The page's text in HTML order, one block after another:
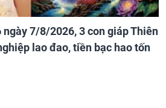
7/8/2026, 3 con giáp Thiên
lao đao, tiền bạc hao tốn